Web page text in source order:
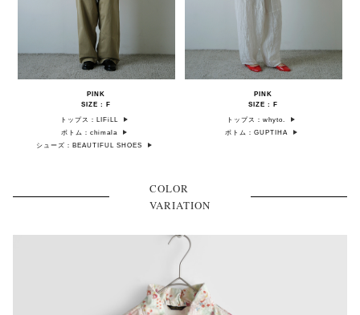
PINK
SIZE : F
トップス：LIFiLL
ボトム：chimala
シューズ：BEAUTIFUL SHOES
PINK
SIZE : F
トップス：whyto.
ボトム：GUPTIHA
COLOR
VARIATION